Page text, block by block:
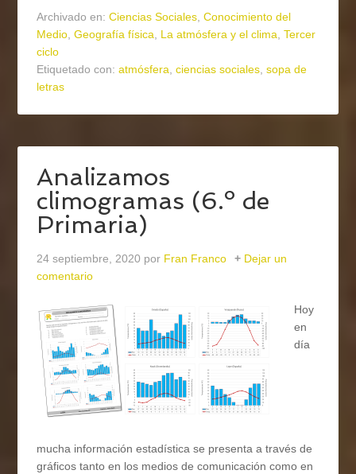
Archivado en:Ciencias Sociales,Conocimiento del
Medio,Geografía física, La atmósfera y el clima,Tercer
ciclo
Etiquetado con:atmósfera,ciencias sociales,sopa de
letras
Analizamos
climogramas (6.º de
Primaria)
24 septiembre, 2020 por Fran Franco
Dejar un
comentario
Hoy
en
día
mucha información estadística se presenta a través de
gráficos tanto en los medios de comunicación como en